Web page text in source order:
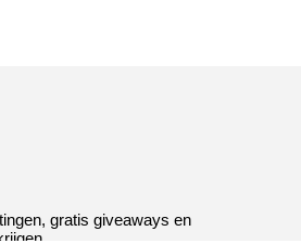
gratis giveaways en